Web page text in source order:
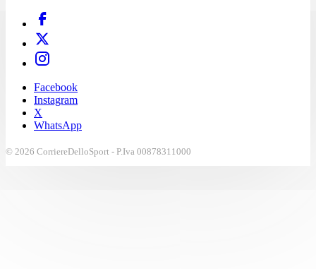
Facebook
Instagram
X
WhatsApp
© 2026 CorriereDelloSport - P.Iva 00878311000